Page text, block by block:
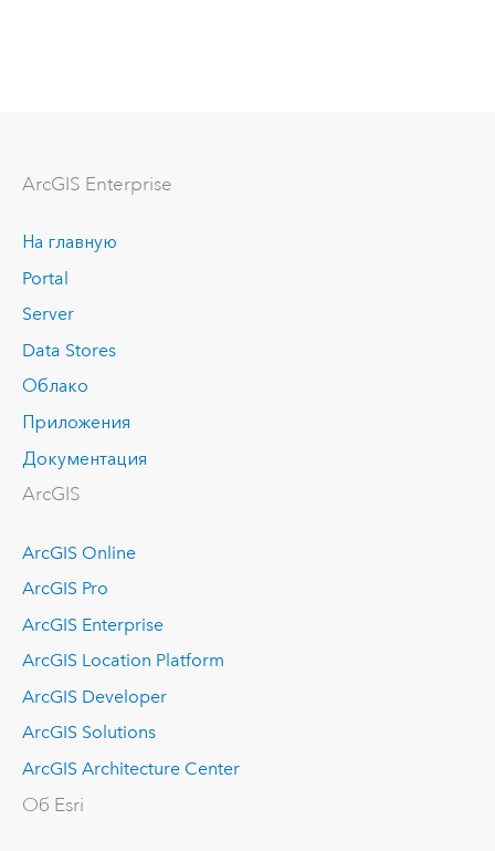
ArcGIS Enterprise
На главную
Portal
Server
Data Stores
Облако
Приложения
Документация
ArcGIS
ArcGIS Online
ArcGIS Pro
ArcGIS Enterprise
ArcGIS Location Platform
ArcGIS Developer
ArcGIS Solutions
ArcGIS Architecture Center
Об Esri